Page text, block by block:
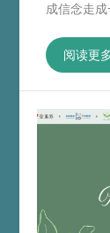
成信念走
阅读更